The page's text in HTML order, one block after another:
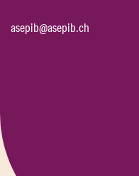
asepib@asepib.ch